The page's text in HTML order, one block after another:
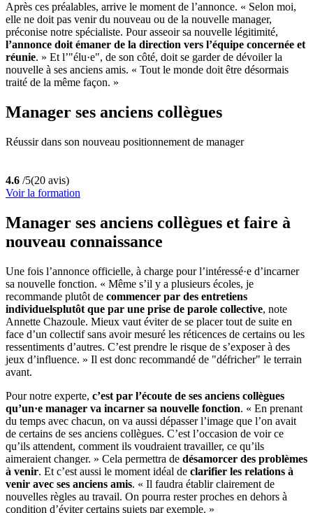
Après ces préalables, arrive le moment de l’annonce. « Selon moi,
elle ne doit pas venir du nouveau ou de la nouvelle manager,
préconise notre spécialiste. Pour asseoir sa nouvelle légitimité,
l’annonce doit émaner de la direction vers l’équipe concernée et
réunie. » Et l’"élu·e", de son côté, doit se garder de dévoiler la
nouvelle à ses anciens amis. « Tout le monde doit être désormais
traité de la même façon. »
Manager ses anciens collègues
Réussir dans son nouveau positionnement de manager
4.6 /5(20 avis)
Voir la formation
Manager ses anciens collègues et faire à
nouveau connaissance
Une fois l’annonce officielle, à charge pour l’intéressé·e d’incarner
sa nouvelle fonction. « Même s’il y a plusieurs écoles, je
recommande plutôt de commencer par des entretiens
individuelsplutôt que par une prise de parole collective, note
Annette Chazoule. Mieux vaut éviter de se placer tout de suite en
face d’un collectif sans avoir mesuré les réticences de certains ou les
ressentiments d’autres. C’est prendre le risque de s’exposer à des
jeux d’influence. » Il est donc recommandé de "défricher" le terrain
avant.
Pour notre experte, c’est par l’écoute de ses anciens collègues
qu’un·e manager va incarner sa nouvelle fonction. « En prenant
du temps avec chacun, on va aussi dépasser l’image que l’on avait
de certains de ses anciens collègues. C’est l’occasion de voir ce
qu’ils attendent, comment ils voudraient travailler, ce qu’ils
aimeraient changer. » Cela permettra de désamorcer des problèmes
à venir. Et c’est aussi le moment idéal de clarifier les relations à
venir avec ses anciens amis. « Il faudra établir clairement de
nouvelles règles au travail. On pourra rester proches en dehors à
condition d’éviter certains sujets par exemple. »